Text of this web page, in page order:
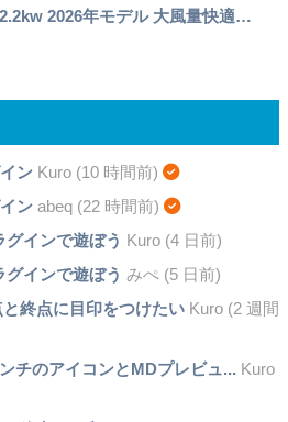
2026年モデル 大風量快適…
ンKuro (10 時間前)
ンabeq (22 時間前)
グインで遊ぼう Kuro (4 日前)
グインで遊ぼう みぺ (5 日前)
終点に目印をつけたいKuro (2 週間
チのアイコンとMDプレビュ... Kuro